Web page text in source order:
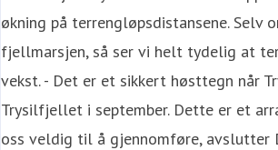
økning på terrengløpsdistansene. Selv
fjellmarsjen, så ser vi helt tydelig at
vekst. - Det er et sikkert høsttegn når
Trysilfjellet i september. Dette er et
oss veldig til å gjennomføre, avslutter